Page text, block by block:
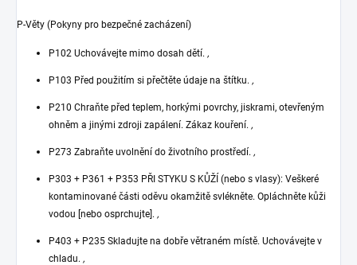
P-Věty (Pokyny pro bezpečné zacházení)
P102 Uchovávejte mimo dosah dětí. ,
P103 Před použitím si přečtěte údaje na štítku. ,
P210 Chraňte před teplem, horkými povrchy, jiskrami, otevřeným
ohněm a jinými zdroji zapálení. Zákaz kouření. ,
P273 Zabraňte uvolnění do životního prostředí. ,
P303 + P361 + P353 PŘI STYKU S KŮŽÍ (nebo s vlasy): Veškeré
kontaminované části oděvu okamžitě svlékněte. Opláchněte kůži
vodou [nebo osprchujte]. ,
P403 + P235 Skladujte na dobře větraném místě. Uchovávejte v
chladu. ,